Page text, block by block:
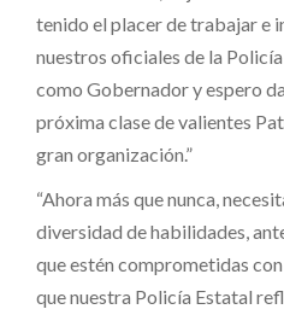
tenido el placer de trabajar e
nuestros oficiales de la
como Gobernador y espero
próxima clase de valientes
gran organización.”
“Ahora más que nunca,
diversidad de habilidades,
que estén comprometidas
que nuestra Policía Estatal